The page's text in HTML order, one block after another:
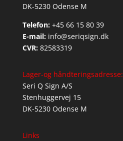
DK-5230 Odense M
Telefon: +45 66 15 80 39
E-mail: info@seriqsign.dk
CVR: 82583319
Lager-og håndteringsadresse:
Seri Q Sign A/S
Stenhuggervej 15
DK-5230 Odense M
Links